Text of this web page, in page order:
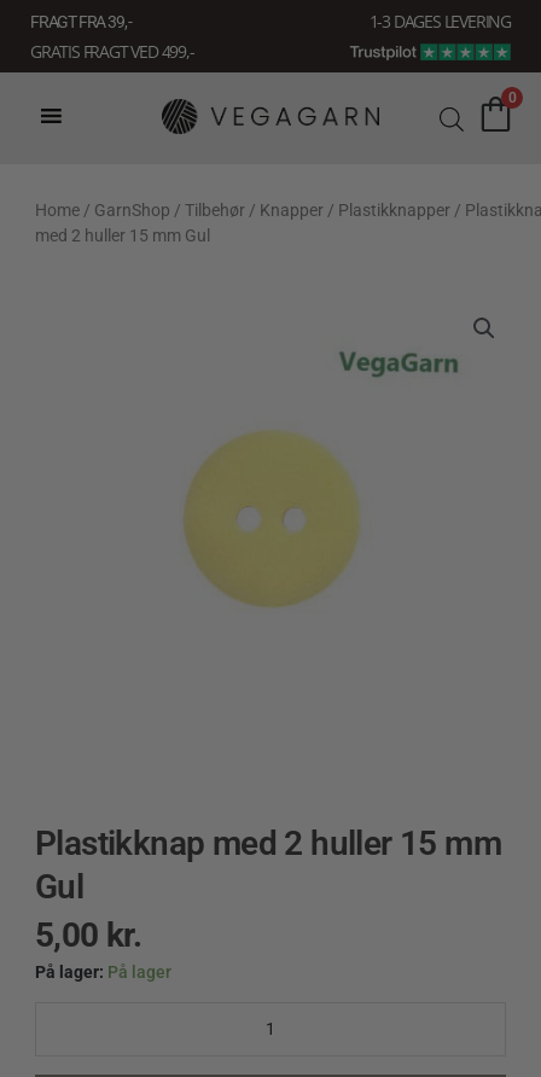
indholdet
FRAGT FRA 39, -
1-3 DAGES LEVERING
GRATIS FRAGT VED 499,-
0
Home / GarnShop / Tilbehør / Knapper / Plastikknapper /
med 2 huller 15 mm Gul
Plastikknap med 2 huller 15 mm
Gul
5,00 kr.
På lager: På lager
Plastikknap